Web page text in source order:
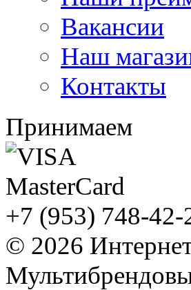
Вакансии
Наш
Контакты
Принимаем
+7 (953) 748-42-
© 2026